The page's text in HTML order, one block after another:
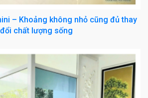
– Khoảng không nhỏ cũng đủ thay
đổi chất lượng sống